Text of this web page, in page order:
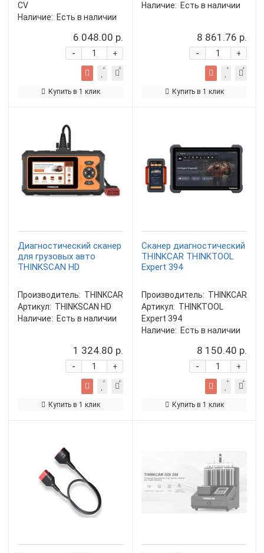
CV
Наличие: Есть в наличии
6 048.00 р.
+
-
Купить в 1 клик
Наличие: Есть в наличии
8 861.76 р.
+
-
Купить в 1 клик
Диагностический сканер
для грузовых авто
THINKSCAN HD
Производитель: THINKCAR
Артикул: THINKSCAN HD
Наличие: Есть в наличии
1 324.80 р.
+
-
Купить в 1 клик
Сканер диагностический
THINKCAR THINKTOOL
Expert 394
Производитель: THINKCAR
Артикул: THINKTOOL
Expert 394
Наличие: Есть в наличии
8 150.40 р.
+
-
Купить в 1 клик